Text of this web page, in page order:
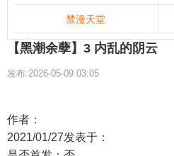
禁漫天堂
【黑潮余孽】3 内乱的阴云
发布:2026-05-09 03:05
作者：
2021/01/27发表于：